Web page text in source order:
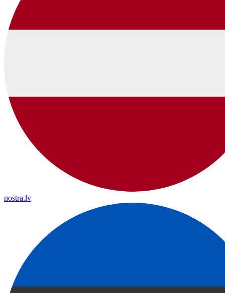
nostra.lv